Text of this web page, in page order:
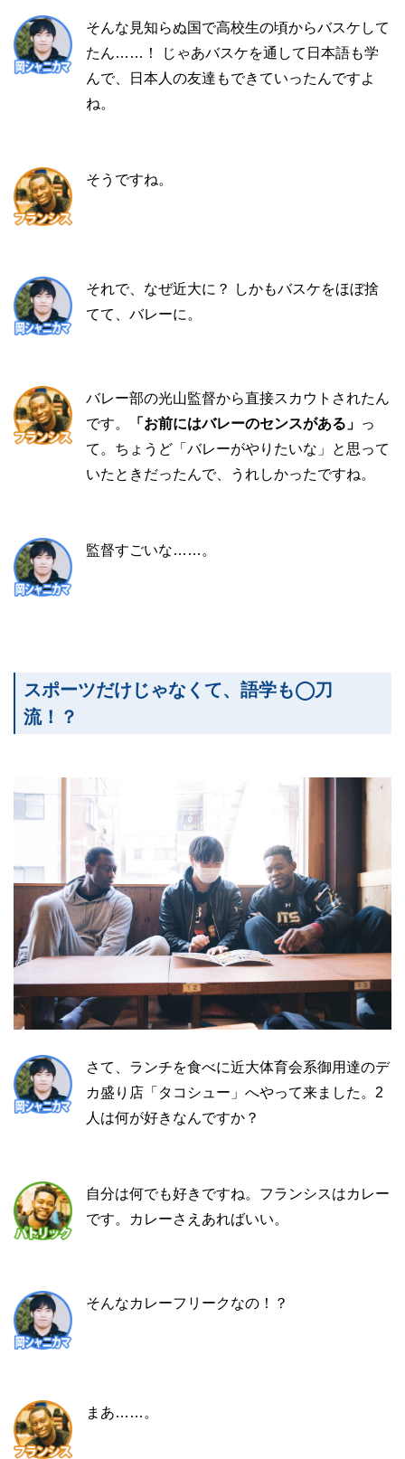
そんな見知らぬ国で高校生の頃からバスケして
たん……！ じゃあバスケを通して日本語も学
んで、日本人の友達もできていったんですよ
ね。
そうですね。
それで、なぜ近大に？ しかもバスケをほぼ捨
てて、バレーに。
バレー部の光山監督から直接スカウトされたん
です。
「お前にはバレーのセンスがある」 っ
て。ちょうど「バレーがやりたいな」と思って
いたときだったんで、うれしかったですね。
監督すごいな……。
スポーツだけじゃなくて、語学も◯刀
流！？
さて、ランチを食べに近大体育会系御用達のデ
カ盛り店「タコシュー」へやって来ました。2
人は何が好きなんですか？
自分は何でも好きですね。フランシスはカレー
です。カレーさえあればいい。
そんなカレーフリークなの！？
まあ……。